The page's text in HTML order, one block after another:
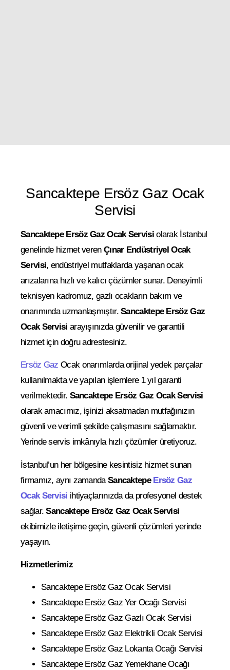
Sancaktepe Ersöz Gaz Ocak
Servisi
Sancaktepe Ersöz Gaz Ocak Servisiolarak İstanbul
genelinde hizmet veren Çınar Endüstriyel Ocak
Servisi, endüstriyel mutfaklarda yaşanan ocak
arızalarına hızlı ve kalıcı çözümler sunar. Deneyimli
teknisyen kadromuz, gazlı ocakların bakım ve
onarımında uzmanlaşmıştır.Sancaktepe Ersöz Gaz
Ocak Servisi arayışınızda güvenilir ve garantili
hizmet için doğru adrestesiniz.
Ersöz Gaz Ocak onarımlarda orijinal yedek parçalar
kullanılmakta ve yapılan işlemlere 1 yıl garanti
verilmektedir. Sancaktepe Ersöz Gaz Ocak Servisi
olarak amacımız, işinizi aksatmadan mutfağınızın
güvenli ve verimli şekilde çalışmasını sağlamaktır.
Yerinde servis imkânıyla hızlı çözümler üretiyoruz.
İstanbul’un her bölgesine kesintisiz hizmet sunan
firmamız, aynı zamanda Sancaktepe Ersöz Gaz
Ocak Servisi ihtiyaçlarınızda da profesyonel destek
sağlar.Sancaktepe Ersöz Gaz Ocak Servisi
ekibimizle iletişime geçin, güvenli çözümleri yerinde
yaşayın.
Hizmetlerimiz
Sancaktepe Ersöz Gaz Ocak Servisi
Sancaktepe Ersöz Gaz Yer Ocağı Servisi
Sancaktepe Ersöz Gaz Gazlı Ocak Servisi
Sancaktepe Ersöz Gaz Elektrikli Ocak Servisi
Sancaktepe Ersöz Gaz Lokanta Ocağı Servisi
Sancaktepe Ersöz Gaz Yemekhane Ocağı